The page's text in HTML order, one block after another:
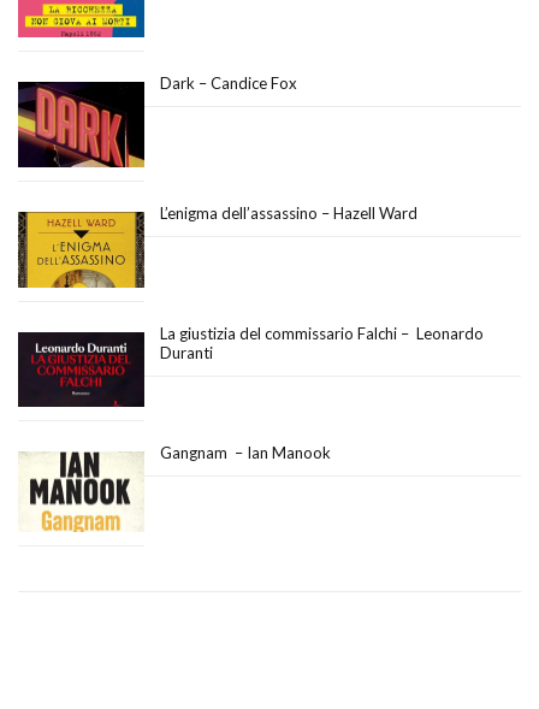
Dark – Candice Fox
L’enigma dell’assassino – Hazell Ward
La giustizia del commissario Falchi – Leonardo
Duranti
Gangnam – Ian Manook